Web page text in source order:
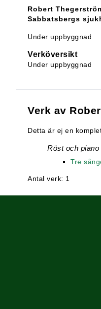
Robert
Sabbatsbergs
Under uppbyggnad
Verköversikt
Under uppbyggnad
Verk av
Detta är ej en
Röst och piano
Tre
Antal verk: 1